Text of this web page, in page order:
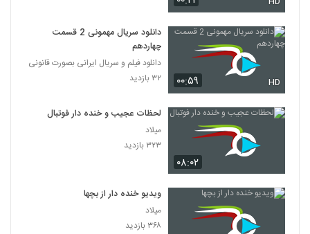
۰۰:۵۹ HD
دانلود سریال مهمونی 2 قسمت
چهاردهم
دانلود فیلم و سریال ایرانی بصورت قانونی
۳۲ بازدید
۰۸:۰۲
لحظات عجیب و خنده دار فوتبال
میلاد
۳۲۳ بازدید
ویدیو خنده دار از بچها
میلاد
۳۶۸ بازدید